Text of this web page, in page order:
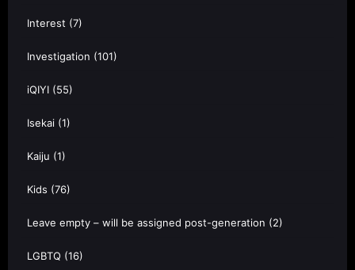
Interest (7)
Investigation (101)
iQIYI (55)
Isekai (1)
Kaiju (1)
Kids (76)
Leave empty – will be assigned post-generation (2)
LGBTQ (16)